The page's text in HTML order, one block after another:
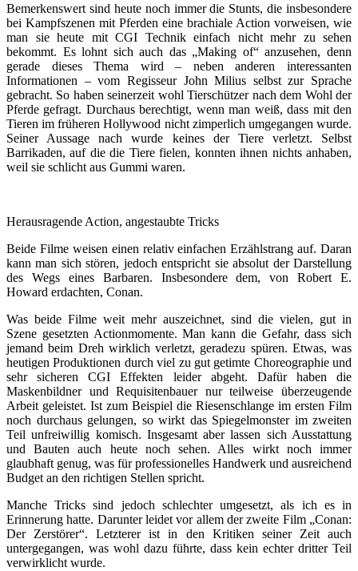
Bemerkenswert sind heute noch immer die Stunts, die insbesondere
bei Kampfszenen mit Pferden eine brachiale Action vorweisen, wie
man sie heute mit CGI Technik einfach nicht mehr zu sehen
bekommt. Es lohnt sich auch das „Making of“ anzusehen, denn
gerade dieses Thema wird – neben anderen interessanten
Informationen – vom Regisseur John Milius selbst zur Sprache
gebracht. So haben seinerzeit wohl Tierschützer nach dem Wohl der
Pferde gefragt. Durchaus berechtigt, wenn man weiß, dass mit den
Tieren im früheren Hollywood nicht zimperlich umgegangen wurde.
Seiner Aussage nach wurde keines der Tiere verletzt. Selbst
Barrikaden, auf die die Tiere fielen, konnten ihnen nichts anhaben,
weil sie schlicht aus Gummi waren.
Herausragende Action, angestaubte Tricks
Beide Filme weisen einen relativ einfachen Erzählstrang auf. Daran
kann man sich stören, jedoch entspricht sie absolut der Darstellung
des Wegs eines Barbaren. Insbesondere dem, von Robert E.
Howard erdachten, Conan.
Was beide Filme weit mehr auszeichnet, sind die vielen, gut in
Szene gesetzten Actionmomente. Man kann die Gefahr, dass sich
jemand beim Dreh wirklich verletzt, geradezu spüren. Etwas, was
heutigen Produktionen durch viel zu gut getimte Choreographie und
sehr sicheren CGI Effekten leider abgeht. Dafür haben die
Maskenbildner und Requisitenbauer nur teilweise überzeugende
Arbeit geleistet. Ist zum Beispiel die Riesenschlange im ersten Film
noch durchaus gelungen, so wirkt das Spiegelmonster im zweiten
Teil unfreiwillig komisch. Insgesamt aber lassen sich Ausstattung
und Bauten auch heute noch sehen. Alles wirkt noch immer
glaubhaft genug, was für professionelles Handwerk und ausreichend
Budget an den richtigen Stellen spricht.
Manche Tricks sind jedoch schlechter umgesetzt, als ich es in
Erinnerung hatte. Darunter leidet vor allem der zweite Film „Conan:
Der Zerstörer“. Letzterer ist in den Kritiken seiner Zeit auch
untergegangen, was wohl dazu führte, dass kein echter dritter Teil
verwirklicht wurde.